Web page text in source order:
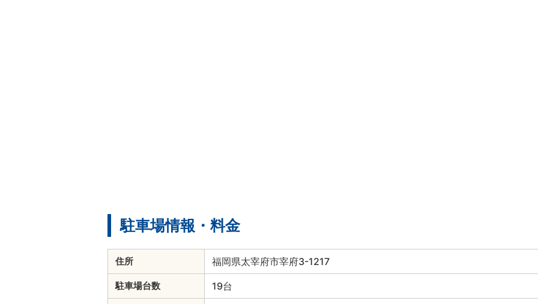
駐車場情報・料金
住所 福岡県太宰府市宰府3-1217
駐車場台数 19台